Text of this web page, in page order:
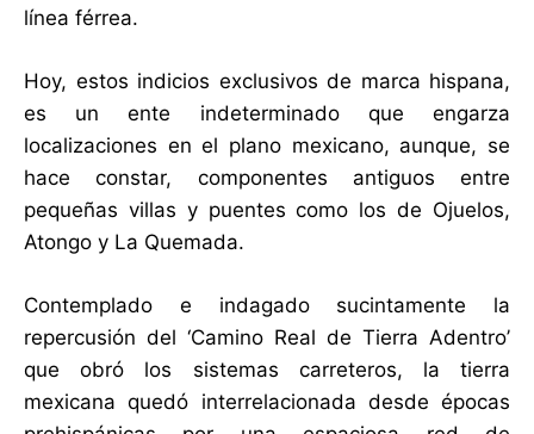
línea férrea.
Hoy, estos indicios exclusivos de marca hispana,
es un ente indeterminado que engarza
localizaciones en el plano mexicano, aunque, se
hace constar, componentes antiguos entre
pequeñas villas y puentes como los de Ojuelos,
Atongo y La Quemada.
Contemplado e indagado sucintamente la
repercusión del ‘Camino Real de Tierra Adentro’
que obró los sistemas carreteros, la tierra
mexicana quedó interrelacionada desde épocas